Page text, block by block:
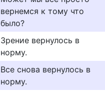
вернемся к тому что
было?
Зрение вернулось в
норму.
Все снова вернулось в
норму.